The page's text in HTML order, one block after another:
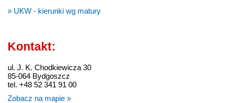
» UKW - kierunki wg matury
Kontakt:
ul. J. K. Chodkiewicza 30
85-064 Bydgoszcz
tel. +48 52 341 91 00
Zobacz na mapie »